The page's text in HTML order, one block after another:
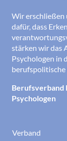
Wir erschließen
dafür, dass
stärken wir das
Psychologen in
Berufsverband
Psychologen
Verband